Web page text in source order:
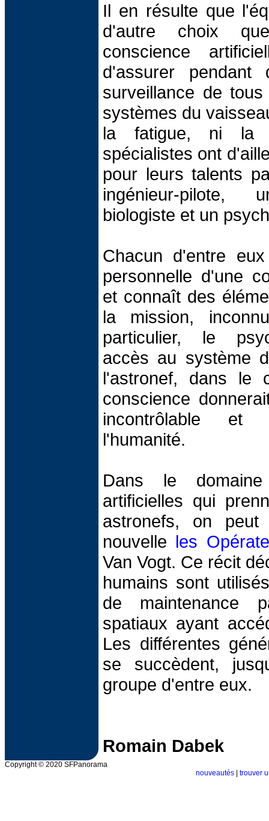
Il en résulte que
d'autre choix
conscience
d'assurer pendant
surveillance de
systèmes du
la fatigue, ni la
spécialistes ont
pour leurs talents
ingénieur-
biologiste et un
Chacun d'entre
personnelle d'une
et connaît des
la mission,
particulier, le
accès au système
l'astronef, dans le
conscience
incontrôlable et
l'humanité.
Dans le
artificielles qui
astronefs, on
nouvelle les
Van Vogt. Ce récit
humains sont
de maintenance
spatiaux ayant
Les différentes
se succèdent,
groupe d'entre eux.
Romain Dabek
Copyright © 2020 SFPanorama
nouveautés
trouver